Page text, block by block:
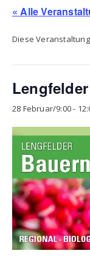
« Alle
Diese
28 Februar/9:00-